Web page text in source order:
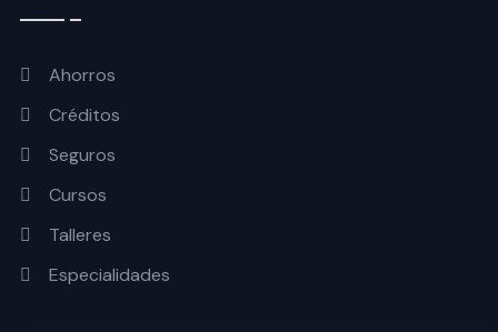
Ahorros
Créditos
Seguros
Cursos
Talleres
Especialidades